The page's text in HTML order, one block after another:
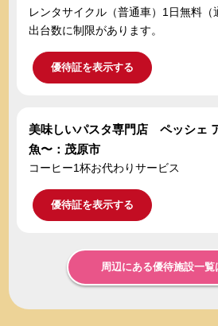
レンタサイクル（普通車）1日無料
出台数に制限があります。
優待証を表示する
美味しいパスタ専門店 ペッシェ
魚〜：茂原市
コーヒー1杯お代わりサービス
優待証を表示する
周辺にある優待施設一覧